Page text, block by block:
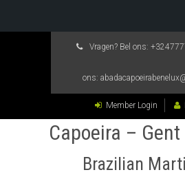
Vragen? Bel ons:
ons:
Member Login
Capoeira –
Brazilian